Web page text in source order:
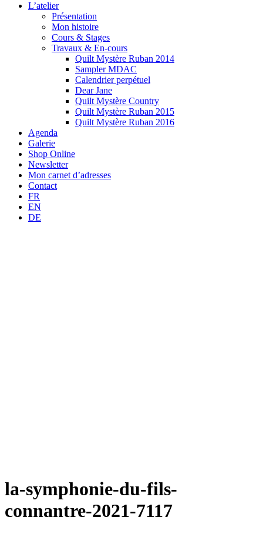
L’atelier
Présentation
Mon histoire
Cours & Stages
Travaux & En-cours
Quilt Mystère Ruban 2014
Sampler MDAC
Calendrier perpétuel
Dear Jane
Quilt Mystère Country
Quilt Mystère Ruban 2015
Quilt Mystère Ruban 2016
Agenda
Galerie
Shop Online
Newsletter
Mon carnet d’adresses
Contact
FR
EN
DE
la-symphonie-du-fils-
connantre-2021-7117